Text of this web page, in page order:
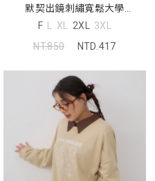
默契出鏡刺繡寬鬆大學
TEE(unisex)
F L XL 2XL 3XL
NT.850
NTD.417